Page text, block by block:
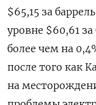
$65,15 за
уровне $60,⁠61
более чем на
после того как
на